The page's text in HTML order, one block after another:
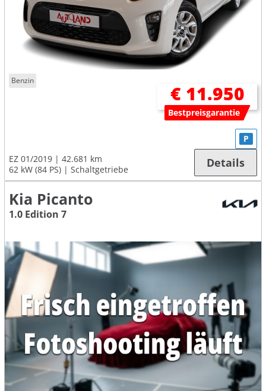
Benzin
€ 11.950
Bestpreisgarantie
EZ 01/2019
42.681 km
62 kW (84 PS)
Schaltgetriebe
P
Details
Kia Picanto
1.0 Edition 7